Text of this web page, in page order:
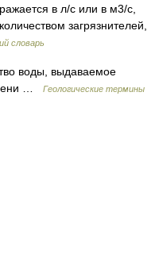
в л/с или в м3/с,
загрязнителей,
словарь
воды, выдаваемое
…
Геологические термины